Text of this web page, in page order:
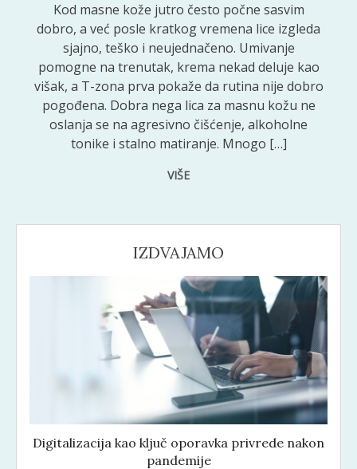
Kod masne kože jutro često počne sasvim
dobro, a već posle kratkog vremena lice izgleda
sjajno, teško i neujednačeno. Umivanje
pomogne na trenutak, krema nekad deluje kao
višak, a T-zona prva pokaže da rutina nije dobro
pogođena. Dobra nega lica za masnu kožu ne
oslanja se na agresivno čišćenje, alkoholne
tonike i stalno matiranje. Mnogo […]
VIŠE
IZDVAJAMO
Digitalizacija kao ključ oporavka privrede nakon
pandemije